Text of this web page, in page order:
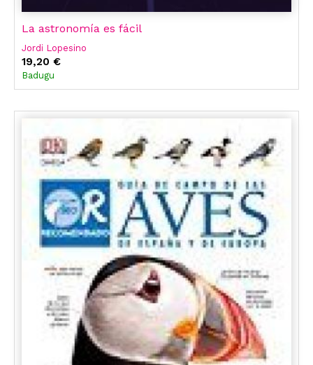
La astronomía es fácil
Jordi Lopesino
19,20 €
Badugu